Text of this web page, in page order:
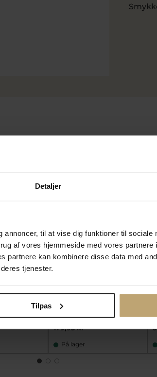
Detaljer
til at vise dig funktioner til sociale
af vores hjemmeside med vores partnere
partnere kan kombinere disse data med
tjenester.
Tilpas
179,95 kr
143,96 kr
På lager